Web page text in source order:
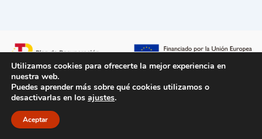
Aviso Legal /Políticas de Privacidad
Utilizamos cookies para ofrecerte la mejor experiencia en
nuestra web.
Puedes aprender más sobre qué cookies utilizamos o
desactivarlas en los ajustes.
Aceptar